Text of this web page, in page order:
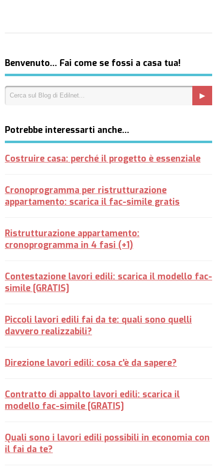
Benvenuto… Fai come se fossi a casa tua!
Potrebbe interessarti anche…
Costruire casa: perché il progetto è essenziale
Cronoprogramma per ristrutturazione
appartamento: scarica il fac-simile gratis
Ristrutturazione appartamento:
cronoprogramma in 4 fasi (+1)
Contestazione lavori edili: scarica il modello fac-
simile [GRATIS]
Piccoli lavori edili fai da te: quali sono quelli
davvero realizzabili?
Direzione lavori edili: cosa c'è da sapere?
Contratto di appalto lavori edili: scarica il
modello fac-simile [GRATIS]
Quali sono i lavori edili possibili in economia con
il fai da te?